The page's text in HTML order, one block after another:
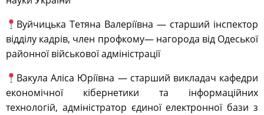
Вуйчицька Тетяна Валеріївна — старший інспектор
відділу кадрів, член профкому— нагорода від Одеської
районної військової адміністрації
Вакула Аліса Юріївна — старший викладач кафедри
економічної кібернетики та інформаційних
технологій, адміністратор єдиної електронної бази з